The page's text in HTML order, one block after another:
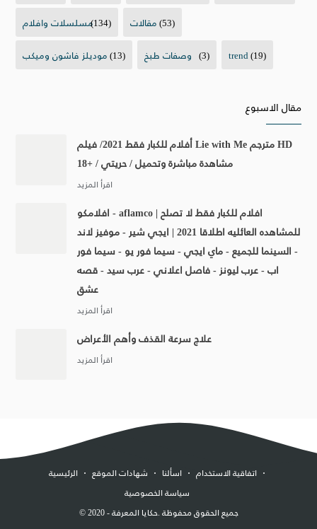
مسلسلات وافلام(134) مقالات(53)
موديلز فاشون وميكب(13) وصفات طبخ (3) trend(19)
مقال الاسبوع
أفلام للكبار فقط 2021/ فيلم Lie with Me مترجم HD
مشاهدة مباشرة وتحميل / حريتي / +18
افلامكو - aflamco | افلام للكبار فقط لا تصلح
للمشاهده العائليه اطلاقا 2021 | ايجي شير - موفيز لاند
- السينما للجميع - ماي ايجي - سيما فور يو - سيما فور
اب - عرب ليونز - فاصل اعلاني - عرب سيد - قصه
عشق
علاج سرعة القذف وأهم الأعراض
الرئيسية شهادات الموقع اسألنا
اتفاقية الاستخدام
سياسة الخصوصية
©2020 -حكايا المعرفة . جميع الحقوق محفوظة